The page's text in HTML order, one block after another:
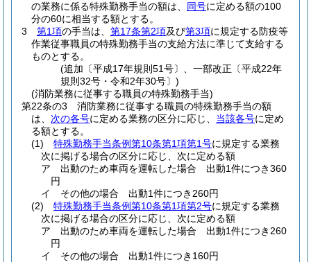
の業務に係る特殊勤務手当の額は、 同号に定める額の100
分の60に相当する額とする。
3
第1項の手当は、 第17条第2項及び第3項に規定する防疫等
作業従事職員の特殊勤務手当の支給方法に準じて支給する
ものとする。
(追加〔平成17年規則51号〕、一部改正〔平成22年
規則32号・令和2年30号〕)
(消防業務に従事する職員の特殊勤務手当)
第22条の3
消防業務に従事する職員の特殊勤務手当の額
は、 次の各号に定める業務の区分に応じ、 当該各号に定め
る額とする。
(1)
特殊勤務手当条例第10条第1項第1号に規定する業務
次に掲げる場合の区分に応じ、次に定める額
ア
出動のため車両を運転した場合 出動1件につき360
円
イ
その他の場合 出動1件につき260円
(2)
特殊勤務手当条例第10条第1項第2号に規定する業務
次に掲げる場合の区分に応じ、次に定める額
ア
出動のため車両を運転した場合 出動1件につき260
円
イ
その他の場合 出動1件につき160円